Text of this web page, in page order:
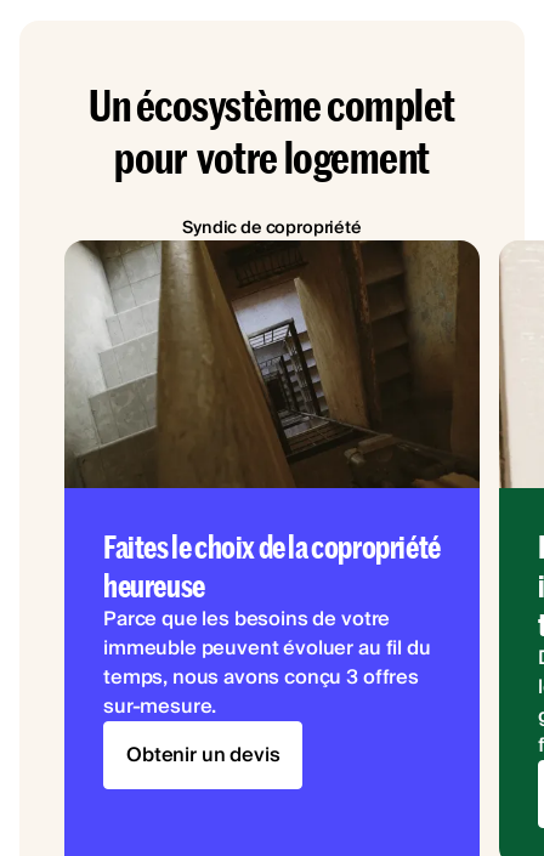
Un écosystème complet
pour votre logement
Syndic de copropriété
Faites le choix de la copropriété
heureuse
Parce que les besoins de votre
immeuble peuvent évoluer au fil du
temps, nous avons conçu 3 offres
sur-mesure.
Obtenir un devis